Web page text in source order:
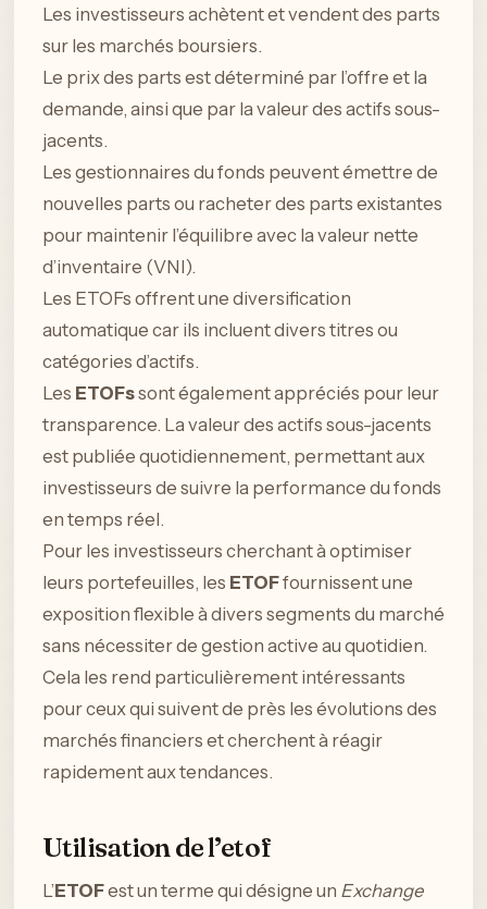
Les investisseurs achètent et vendent des parts
sur les marchés boursiers.
Le prix des parts est déterminé par l’offre et la
demande, ainsi que par la valeur des actifs sous-
jacents.
Les gestionnaires du fonds peuvent émettre de
nouvelles parts ou racheter des parts existantes
pour maintenir l’équilibre avec la valeur nette
d’inventaire (VNI).
Les ETOFs offrent une diversification
automatique car ils incluent divers titres ou
catégories d’actifs.
Les ETOFssont également appréciés pour leur
transparence. La valeur des actifs sous-jacents
est publiée quotidiennement, permettant aux
investisseurs de suivre la performance du fonds
en temps réel.
Pour les investisseurs cherchant à optimiser
leurs portefeuilles, les ETOFfournissent une
exposition flexible à divers segments du marché
sans nécessiter de gestion active au quotidien.
Cela les rend particulièrement intéressants
pour ceux qui suivent de près les évolutions des
marchés financiers et cherchent à réagir
rapidement aux tendances.
Utilisation de l’etof
L’ETOFest un terme qui désigne un Exchange